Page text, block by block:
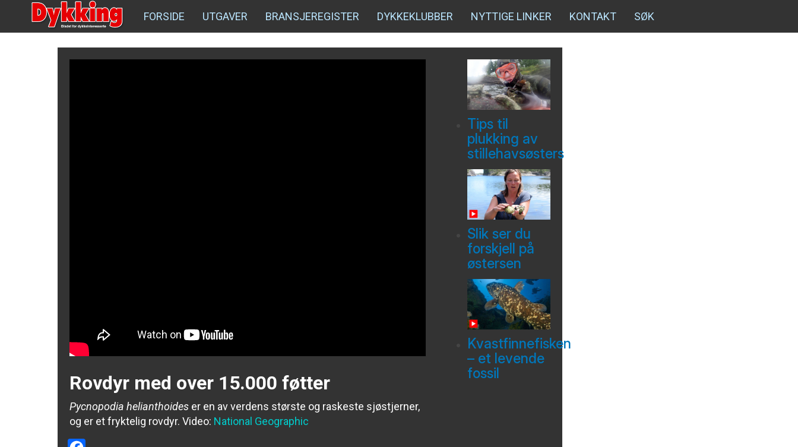
FORSIDE UTGAVER BRANSJEREGISTER DYKKEKLUBBER NYTTIGE LINKER KONTAKT SØK
Rovdyr med over 15.000 føtter
Pycnopodia helianthoides er en av verdens største og raskeste sjøstjerner,
og er et fryktelig rovdyr. Video: National Geographic
Tips til
plukking av
stillehavsøsters
Slik ser du
forskjell på
østersen
Kvastfinnefisken
– et levende
fossil